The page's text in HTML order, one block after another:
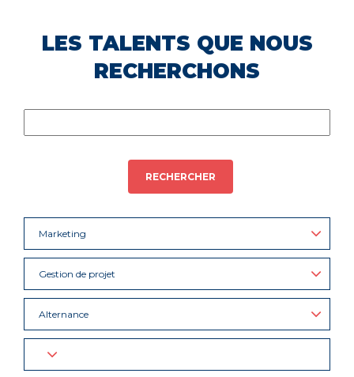
LES TALENTS QUE NOUS
RECHERCHONS
RECHERCHER
Marketing
Gestion de projet
Alternance